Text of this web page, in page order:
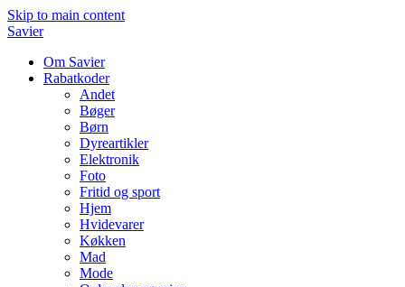
Skip to main content
Savier
Om Savier
Rabatkoder
Andet
Bøger
Børn
Dyreartikler
Elektronik
Foto
Fritid og sport
Hjem
Hvidevarer
Køkken
Mad
Mode